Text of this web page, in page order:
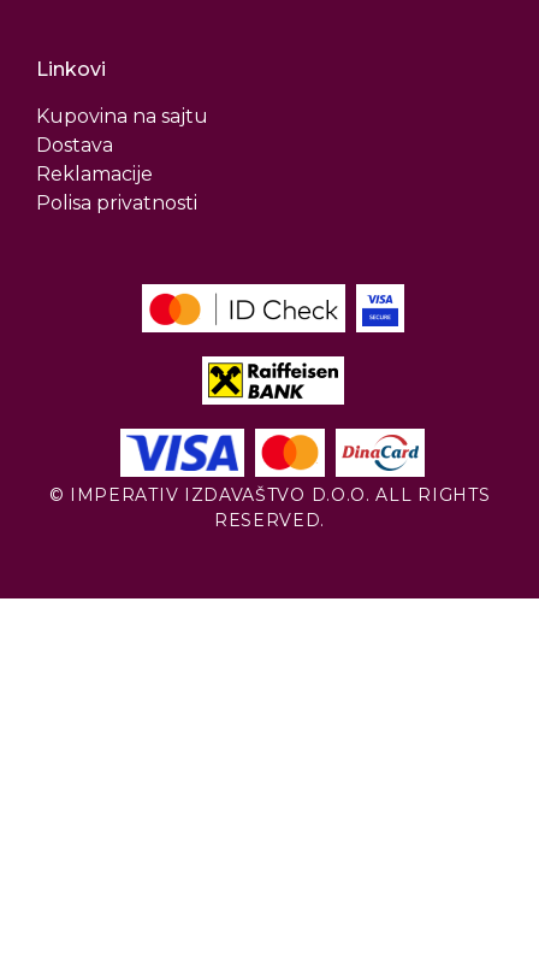
Linkovi
Kupovina na sajtu
Dostava
Reklamacije
Polisa privatnosti
© IMPERATIV IZDAVAŠTVO D.O.O. ALL RIGHTS
RESERVED.